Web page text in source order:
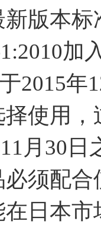
版本标
加
年
使用，
月30日
须配合
日本市